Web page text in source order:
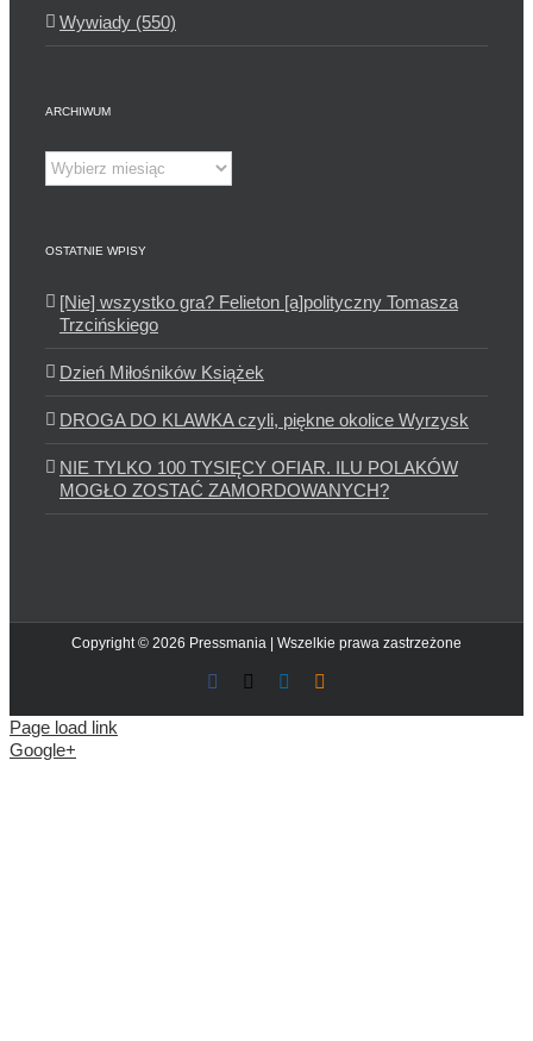
Wywiady (550)
ARCHIWUM
Archiwum
OSTATNIE WPISY
[Nie] wszystko gra? Felieton [a]polityczny Tomasza
Trzcińskiego
Dzień Miłośników Książek
DROGA DO KLAWKA czyli, piękne okolice Wyrzysk
NIE TYLKO 100 TYSIĘCY OFIAR. ILU POLAKÓW
MOGŁO ZOSTAĆ ZAMORDOWANYCH?
Copyright © 2026 Pressmania | Wszelkie prawa zastrzeżone
Facebook LinkedIn
Page load link
Google+